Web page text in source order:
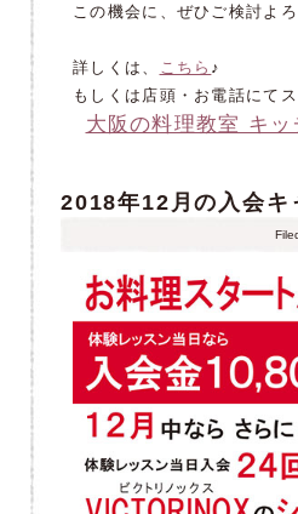
この機会に、ぜひご検討よ
詳しくは、 こちら ♪
もしくは店頭・お電話にて
大阪の料理教室 キ
2018年12月の入会キ